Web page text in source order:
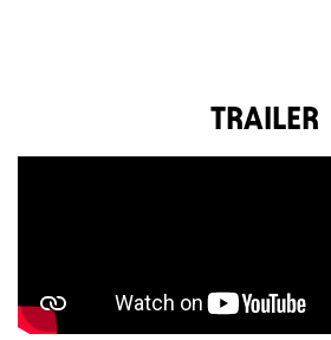
TRAILER